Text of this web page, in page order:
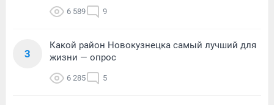
6 589 9
3
Какой район Новокузнецка самый лучший для
жизни — опрос
6 285 5